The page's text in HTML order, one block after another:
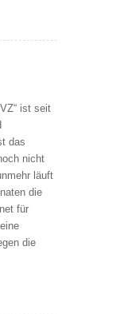
ist seit
das
nicht
läuft
die
für
die